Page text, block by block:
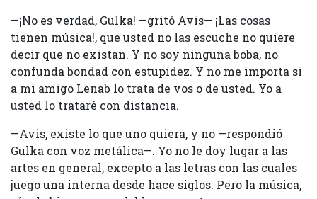
—¡No es verdad, Gulka! —gritó Avis— ¡Las cosas
tienen música!, que usted no las escuche no quiere
decir que no existan. Y no soy ninguna boba, no
confunda bondad con estupidez. Y no me importa si
a mi amigo Lenab lo trata de vos o de usted. Yo a
usted lo trataré con distancia.
—Avis, existe lo que uno quiera, y no —respondió
Gulka con voz metálica—. Yo no le doy lugar a las
artes en general, excepto a las letras con las cuales
juego una interna desde hace siglos. Pero la música,